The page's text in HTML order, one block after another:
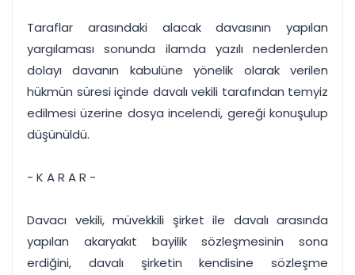
Tek panelde uçtan uca yönetim
UYAP & UETS entegrasyonundan finansa, hepsi bir arada.
Tüm özellikleri inceleyin Ücretsiz Başlayın
Taraflar arasındaki alacak davasının yapılan
yargılaması sonunda ilamda yazılı nedenlerden
dolayı davanın kabulüne yönelik olarak verilen
hükmün süresi içinde davalı vekili tarafından temyiz
edilmesi üzerine dosya incelendi, gereği konuşulup
düşünüldü.
- K A R A R -
Davacı vekili, müvekkili şirket ile davalı arasında
yapılan akaryakıt bayilik sözleşmesinin sona
erdiğini, davalı şirketin kendisine sözleşme